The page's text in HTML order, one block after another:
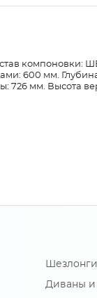
компоновки:
600 мм.
726 мм. Высота
Шезлонги
Диваны и